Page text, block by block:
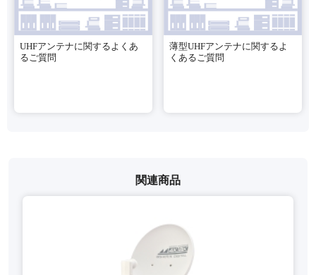
UHFアンテナに関するよくあ
るご質問
薄型UHFアンテナに関するよ
くあるご質問
関連商品